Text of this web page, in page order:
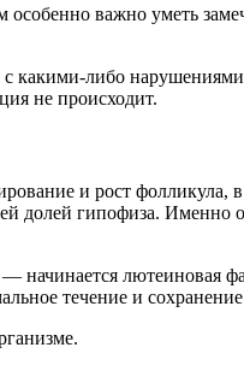
важно уметь
какими-либо
не происходит.
и рост фолликула, в
долей гипофиза. Именно
начинается лютеиновая
течение и